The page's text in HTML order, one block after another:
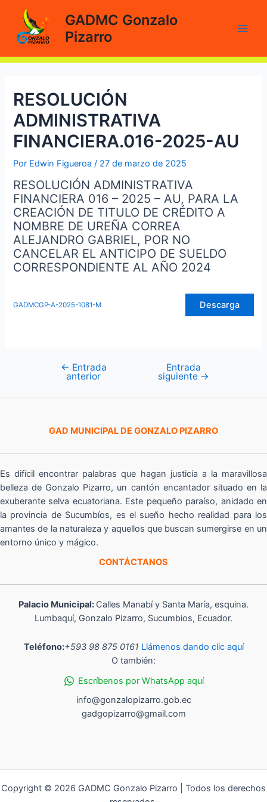
contenido
GADMC Gonzalo
Pizarro
RESOLUCIÓN
ADMINISTRATIVA
FINANCIERA.016-2025-AU
Por Edwin Figueroa/ 27 de marzo de 2025
RESOLUCIÓN ADMINISTRATIVA
FINANCIERA 016 – 2025 – AU, PARA LA
CREACIÓN DE TITULO DE CRÉDITO A
NOMBRE DE UREÑA CORREA
ALEJANDRO GABRIEL, POR NO
CANCELAR EL ANTICIPO DE SUELDO
CORRESPONDIENTE AL AÑO 2024
GADMCGP-A-2025-1081-M Descarga
Navegación
← Entrada
anterior
Entrada
siguiente →
GAD MUNICIPAL DE GONZALO PIZARRO
Es difícil encontrar palabras que hagan justicia a la maravillosa
belleza de Gonzalo Pizarro, un cantón encantador situado en la
exuberante selva ecuatoriana. Este pequeño paraíso, anidado en
la provincia de Sucumbíos, es el sueño hecho realidad para los
amantes de la naturaleza y aquellos que buscan sumergirse en un
entorno único y mágico.
CONTÁCTANOS
Palacio Municipal: Calles Manabí y Santa María, esquina.
Lumbaquí, Gonzalo Pizarro, Sucumbios, Ecuador.
Teléfono:+593 98 875 0161 Llámenos dando clic aquí
O también:
Escríbenos por WhatsApp aquí
info@gonzalopizarro.gob.ec
gadgopizarro@gmail.com
Copyright © 2026 GADMC Gonzalo Pizarro | Todos los derechos